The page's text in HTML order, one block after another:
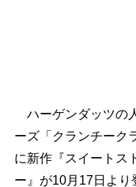
ハーゲンダッツの
ーズ「クランチーク
に新作『スイートス
ー』が10月17日より